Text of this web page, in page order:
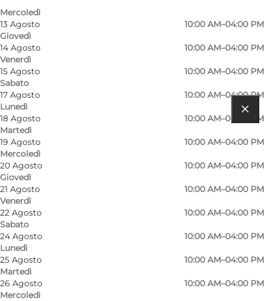
Mercoledì
13 Agosto
Giovedì
10:00 AM–04:00 PM
14 Agosto
Venerdì
10:00 AM–04:00 PM
15 Agosto
Sabato
10:00 AM–04:00 PM
17 Agosto
Lunedì
10:00 AM–04:00 PM
18 Agosto
Martedì
10:00 AM–04:00 PM
19 Agosto
Mercoledì
10:00 AM–04:00 PM
20 Agosto
Giovedì
10:00 AM–04:00 PM
21 Agosto
Venerdì
10:00 AM–04:00 PM
22 Agosto
Sabato
10:00 AM–04:00 PM
24 Agosto
Lunedì
10:00 AM–04:00 PM
25 Agosto
Martedì
10:00 AM–04:00 PM
26 Agosto
Mercoledì
10:00 AM–04:00 PM
Farvergården 7
5000 Odense C